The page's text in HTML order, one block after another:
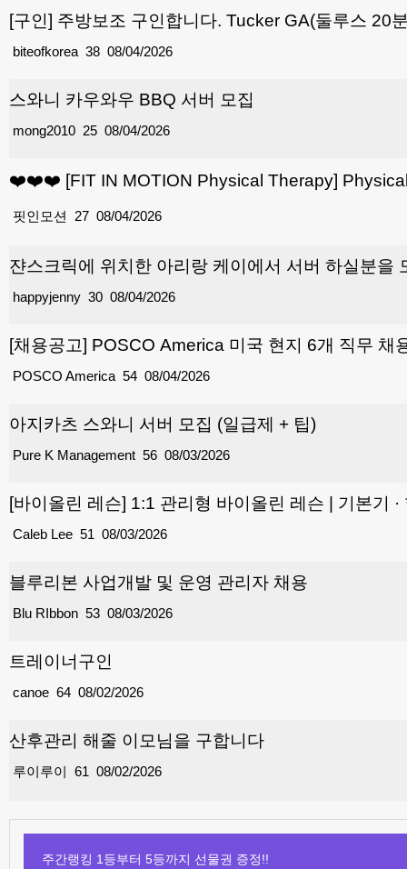
[구인] 주방보조 구인합니다. Tucker GA(둘루스 20
38
biteofkorea 08/04/2026
스와니 카우와우 BBQ 서버 모집
25
mong2010 08/04/2026
❤️❤️❤️ [FIT IN MOTION Physical Therapy]
27
핏인모션 08/04/2026
쟌스크릭에 위치한 아리랑 케이에서 서버 하실분을
30
happyjenny 08/04/2026
[채용공고] POSCO America 미국 현지 6개 직무 채
54
POSCO America 08/04/2026
아지카츠 스와니 서버 모집 (일급제 + 팁)
56
Pure K Management 08/03/2026
[바이올린 레슨] 1:1 관리형 바이올린 레슨 | 기본기
51
Caleb Lee 08/03/2026
블루리본 사업개발 및 운영 관리자 채용
53
Blu RIbbon 08/03/2026
트레이너구인
64
canoe 08/02/2026
산후관리 해줄 이모님을 구합니다
61
루이루이 08/02/2026
주간랭킹 1등부터 5등까지 선물권 증정!!